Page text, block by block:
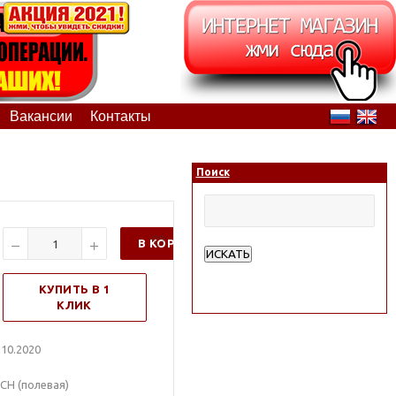
Вакансии Контакты
В КОРЗИНУ
КУПИТЬ В 1
КЛИК
(полевая)
Поиск
ИСКАТЬ